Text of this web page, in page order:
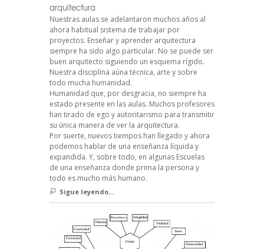
arquitectura
Nuestras aulas se adelantaron muchos años al
ahora habitual sistema de trabajar por
proyectos. Enseñar y aprender arquitectura
siempre ha sido algo particular. No se puede ser
buen arquitecto siguiendo un esquema rígido.
Nuestra disciplina aúna técnica, arte y sobre
todo mucha humanidad.
Humanidad que, por desgracia, no siempre ha
estado presente en las aulas. Muchos profesores
han tirado de ego y autoritarismo para transmitir
su única manera de ver la arquitectura.
Por suerte, nuevos tiempos han llegado y ahora
podemos hablar de una enseñanza líquida y
expandida. Y, sobre todo, en algunas Escuelas
de una enseñanza donde prima la persona y
todo es mucho más humano.
Sigue leyendo...